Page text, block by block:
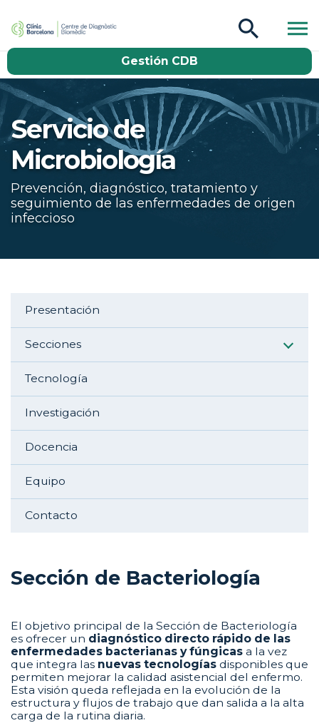
Buscar
Gestión CDB
Servicio de
Microbiología
Prevención, diagnóstico, tratamiento y
seguimiento de las enfermedades de origen
infeccioso
Aside navigation
Presentación
Secciones
Tecnología
Investigación
Docencia
Equipo
Contacto
Sección de Bacteriología
El objetivo principal de la Sección de Bacteriología
es ofrecer un diagnóstico directo rápido de las
enfermedades bacterianas y fúngicas a la vez
que integra las nuevas tecnologías disponibles que
permiten mejorar la calidad asistencial del enfermo.
Esta visión queda reflejada en la evolución de la
estructura y flujos de trabajo que dan salida a la alta
carga de la rutina diaria.